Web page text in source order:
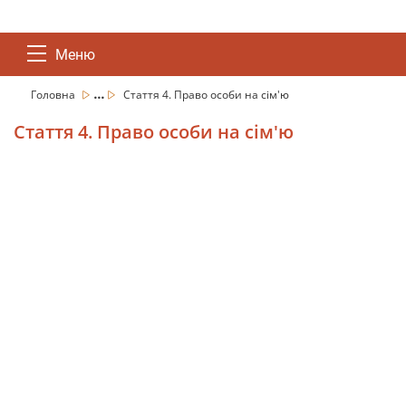
Меню
Головна ... Стаття 4. Право особи на сім'ю
Стаття 4. Право особи на сім'ю